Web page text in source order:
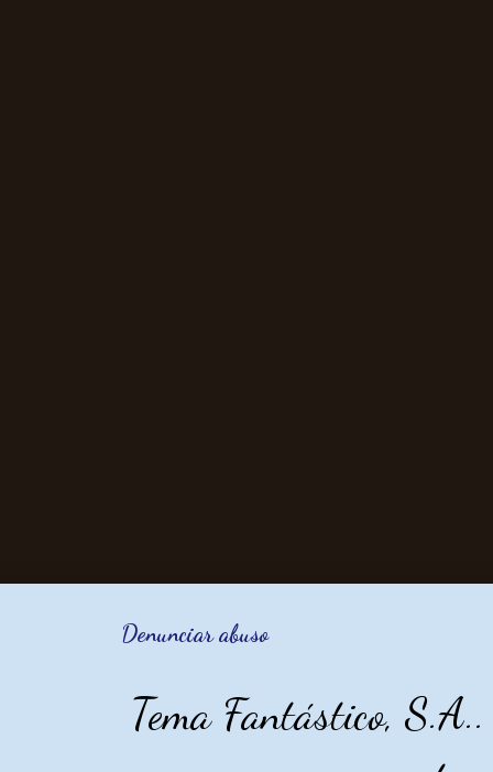
Denunciar abuso
Tema Fantástico,